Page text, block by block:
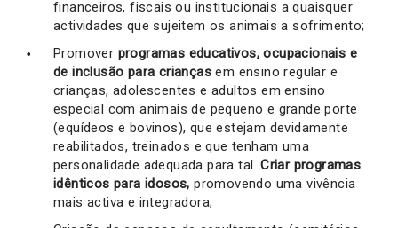
financeiros, fiscais ou institucionais a quaisquer
actividades que sujeitem os animais a sofrimento;
Promover programas educativos, ocupacionais e
de inclusão para crianças em ensino regular e
crianças, adolescentes e adultos em ensino
especial com animais de pequeno e grande porte
(equídeos e bovinos), que estejam devidamente
reabilitados, treinados e que tenham uma
personalidade adequada para tal.Criar programas
idênticos para idosos,promovendo uma vivência
mais activa e integradora;